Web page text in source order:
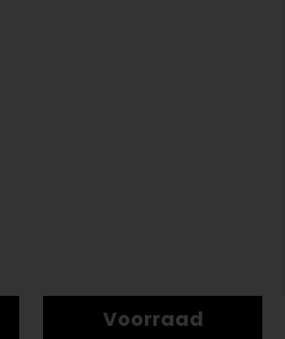
Voorraad